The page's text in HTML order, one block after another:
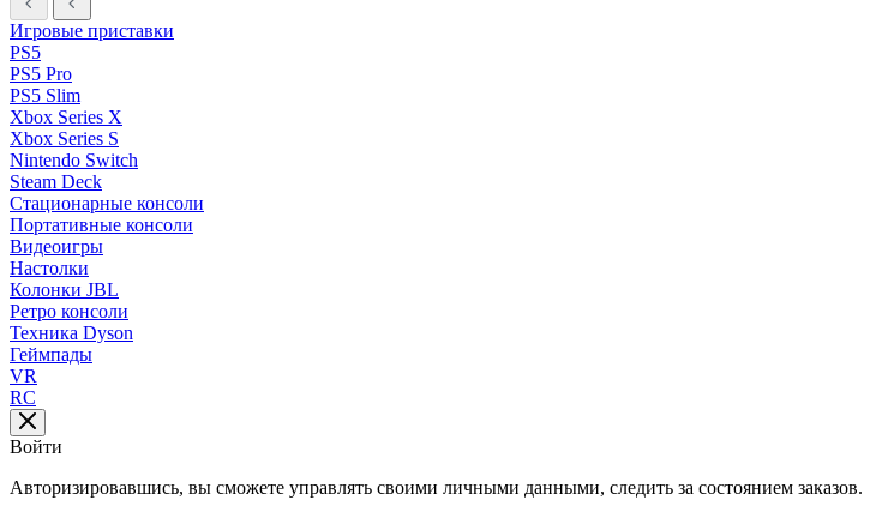
Игровые приставки
PS5
PS5 Pro
PS5 Slim
Xbox Series X
Xbox Series S
Nintendo Switch
Steam Deck
Стационарные консоли
Портативные консоли
Видеоигры
Настолки
Колонки JBL
Ретро консоли
Техника Dyson
Геймпады
VR
RC
Войти
Авторизировавшись, вы сможете управлять своими личными данными, следить за состоянием заказов.